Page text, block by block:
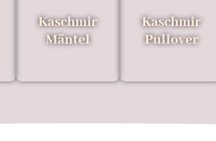
Kaschmir
Mäntel
Kaschmir
Pullover